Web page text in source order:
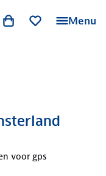
Menu
voor gps